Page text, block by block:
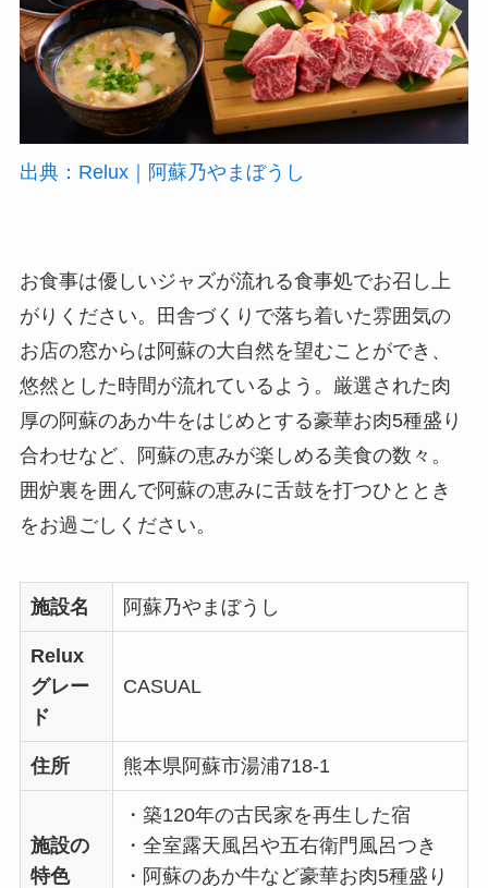
出典：Relux｜阿蘇乃やまぼうし
お食事は優しいジャズが流れる食事処でお召し上
がりください。田舎づくりで落ち着いた雰囲気の
お店の窓からは阿蘇の大自然を望むことができ、
悠然とした時間が流れているよう。厳選された肉
厚の阿蘇のあか牛をはじめとする豪華お肉5種盛り
合わせなど、阿蘇の恵みが楽しめる美食の数々。
囲炉裏を囲んで阿蘇の恵みに舌鼓を打つひととき
をお過ごしください。
施設名 阿蘇乃やまぼうし
Relux
グレー
ド
CASUAL
住所 熊本県阿蘇市湯浦718-1
施設の
特色
・築120年の古民家を再生した宿
・全室露天風呂や五右衛門風呂つき
・阿蘇のあか牛など豪華お肉5種盛り